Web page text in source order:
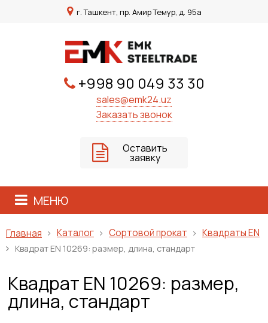
г. Ташкент, пр. Амир Темур, д. 95а
+998 90 049 33 30
sales@emk24.uz
Заказать звонок
Оставить
заявку
МЕНЮ
Главная Каталог Сортовой прокат Квадраты EN
Квадрат ЕN 10269: размер, длина, стандарт
Квадрат ЕN 10269: размер,
длина, стандарт